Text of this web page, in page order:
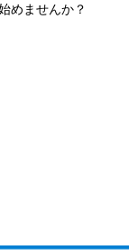
めませんか？